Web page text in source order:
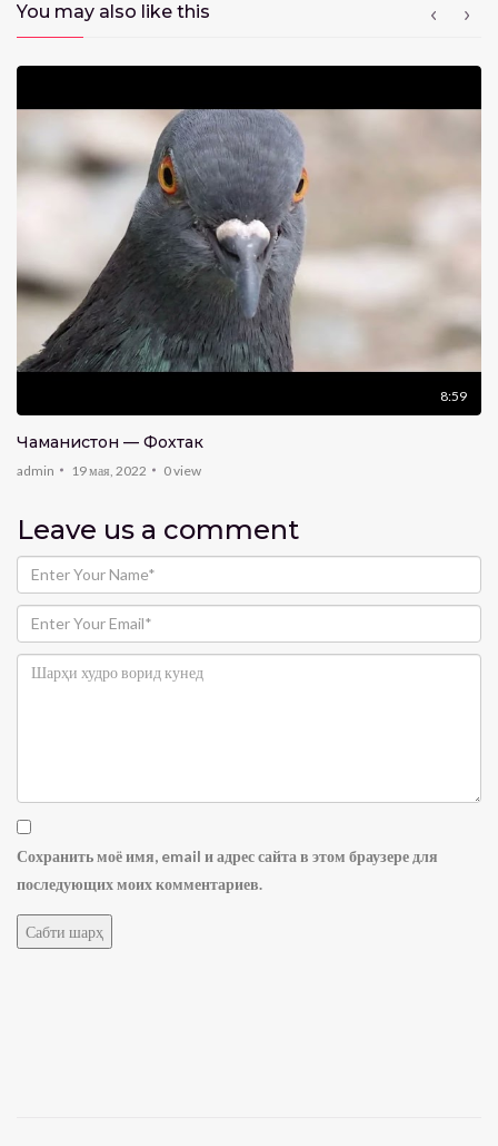
You may also like this
8:59
Чаманистон — Фохтак
admin 19 мая, 2022 0view
Leave us a comment
Сохранить моё имя, email и адрес сайта в этом браузере для
последующих моих комментариев.